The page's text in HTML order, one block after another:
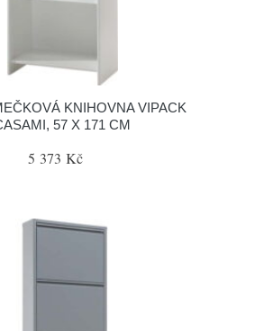
KNIHOVNA VIPACK
57 X 171 CM
5 373 Kč